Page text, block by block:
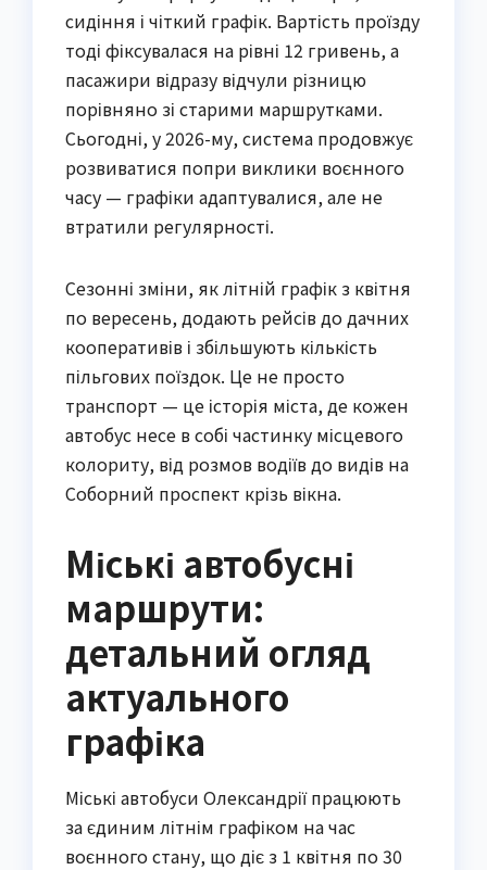
сидіння і чіткий графік. Вартість проїзду
тоді фіксувалася на рівні 12 гривень, а
пасажири відразу відчули різницю
порівняно зі старими маршрутками.
Сьогодні, у 2026-му, система продовжує
розвиватися попри виклики воєнного
часу — графіки адаптувалися, але не
втратили регулярності.
Сезонні зміни, як літній графік з квітня
по вересень, додають рейсів до дачних
кооперативів і збільшують кількість
пільгових поїздок. Це не просто
транспорт — це історія міста, де кожен
автобус несе в собі частинку місцевого
колориту, від розмов водіїв до видів на
Соборний проспект крізь вікна.
Міські автобусні
маршрути:
детальний огляд
актуального
графіка
Міські автобуси Олександрії працюють
за єдиним літнім графіком на час
воєнного стану, що діє з 1 квітня по 30